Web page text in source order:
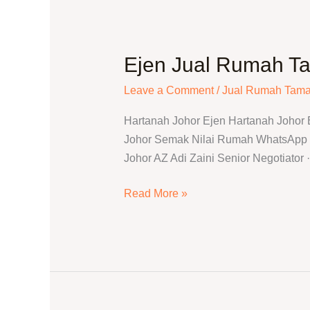
Ejen Jual Rumah
Leave a Comment /Jual Rumah
Hartanah Johor Ejen Hartanah
Johor Semak Nilai Rumah
Johor AZ Adi Zaini Senior Negotiator
Ejen
Jual
Rumah
Taman
Stulang
Laut
Adi
Read More »